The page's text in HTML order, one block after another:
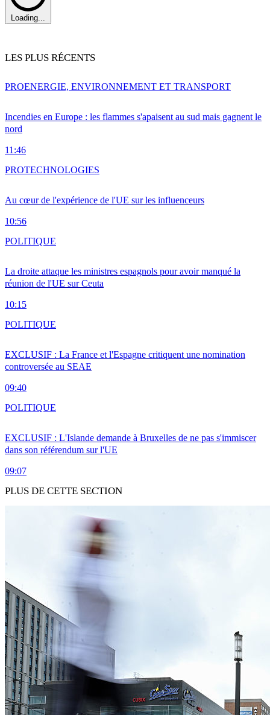
Loading...
LES PLUS RÉCENTS
Incendies en Europe : les flammes s'apaisent au sud mais gagnent le
nord
11:46
PROENERGIE, ENVIRONNEMENT ET TRANSPORT
Au cœur de l'expérience de l'UE sur les influenceurs
10:56
PROTECHNOLOGIES
La droite attaque les ministres espagnols pour avoir manqué la
réunion de l'UE sur Ceuta
10:15
POLITIQUE
EXCLUSIF : La France et l'Espagne critiquent une nomination
controversée au SEAE
09:40
POLITIQUE
EXCLUSIF : L'Islande demande à Bruxelles de ne pas s'immiscer
dans son référendum sur l'UE
09:07
POLITIQUE
PLUS DE CETTE SECTION